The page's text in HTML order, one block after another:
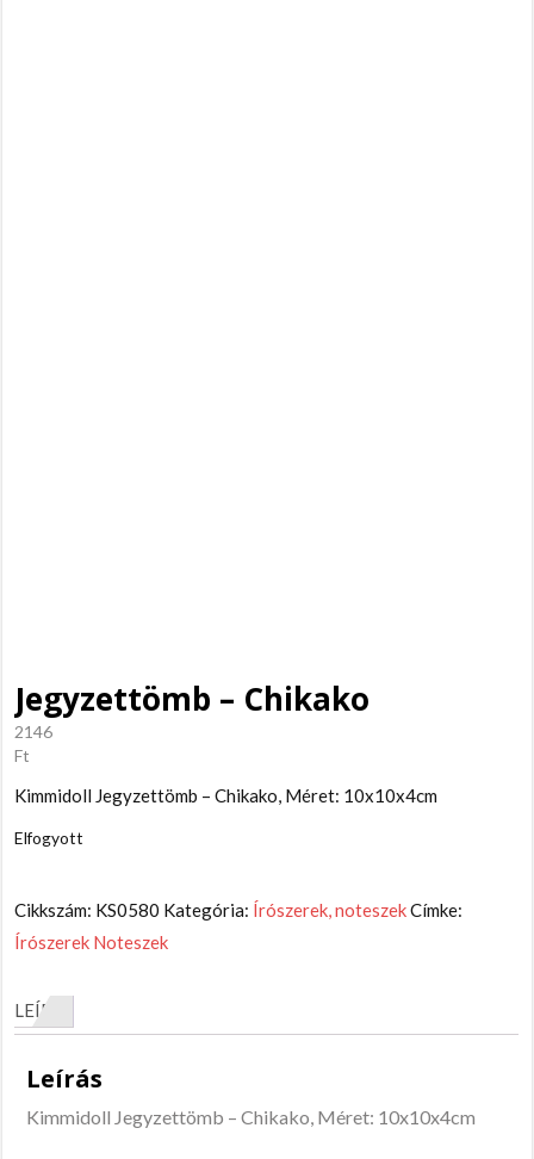
Jegyzettömb – Chikako
2146
Ft
Kimmidoll Jegyzettömb – Chikako, Méret: 10x10x4cm
Elfogyott
Cikkszám: KS0580 Kategória: Írószerek, noteszekCímke:
Írószerek Noteszek
LEÍRÁS
Leírás
Kimmidoll Jegyzettömb – Chikako, Méret: 10x10x4cm